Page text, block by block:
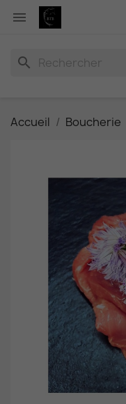

search
Accueil Boucherie